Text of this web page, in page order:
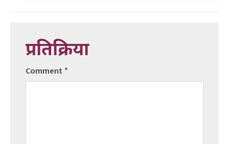
प्रतिक्रिया
Comment*